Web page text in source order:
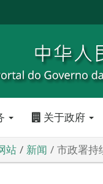
关于政府
站 新闻 市政署持